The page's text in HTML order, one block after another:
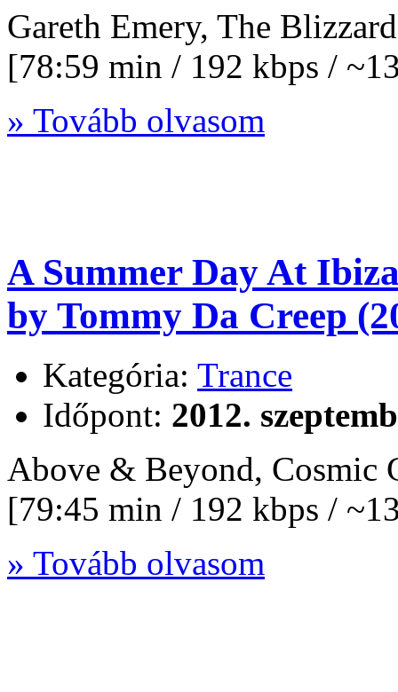
Gareth Emery, The
[78:59 min / 192 kbps /
» Tovább olvasom
A Summer Day At
by Tommy Da Creep
Kategória: Trance
Időpont: 2012.
Above & Beyond, Cosmic
[79:45 min / 192 kbps /
» Tovább olvasom